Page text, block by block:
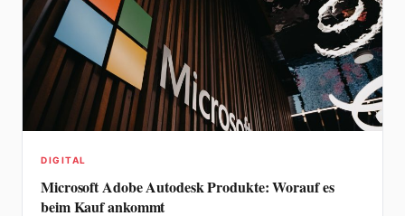
DIGITAL
Microsoft Adobe Autodesk Produkte: Worauf es
beim Kauf ankommt